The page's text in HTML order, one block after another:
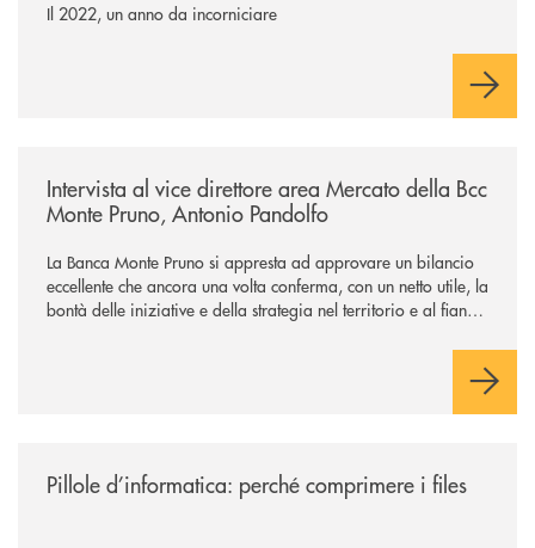
Il 2022, un anno da incorniciare
Intervista al vice direttore area Mercato della Bcc
Monte Pruno, Antonio Pandolfo
La Banca Monte Pruno si appresta ad approvare un bilancio
eccellente che ancora una volta conferma, con un netto utile, la
bontà delle iniziative e della strategia nel territorio e al fianco
Pillole d’informatica: perché comprimere i files